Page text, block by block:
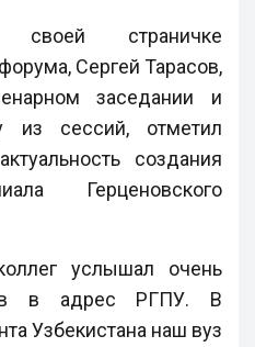
страничке
Сергей Тарасов,
заседании и
из сессий, отметил
создания
Герценовского
услышал очень
в адрес РГПУ. В
Узбекистана наш вуз